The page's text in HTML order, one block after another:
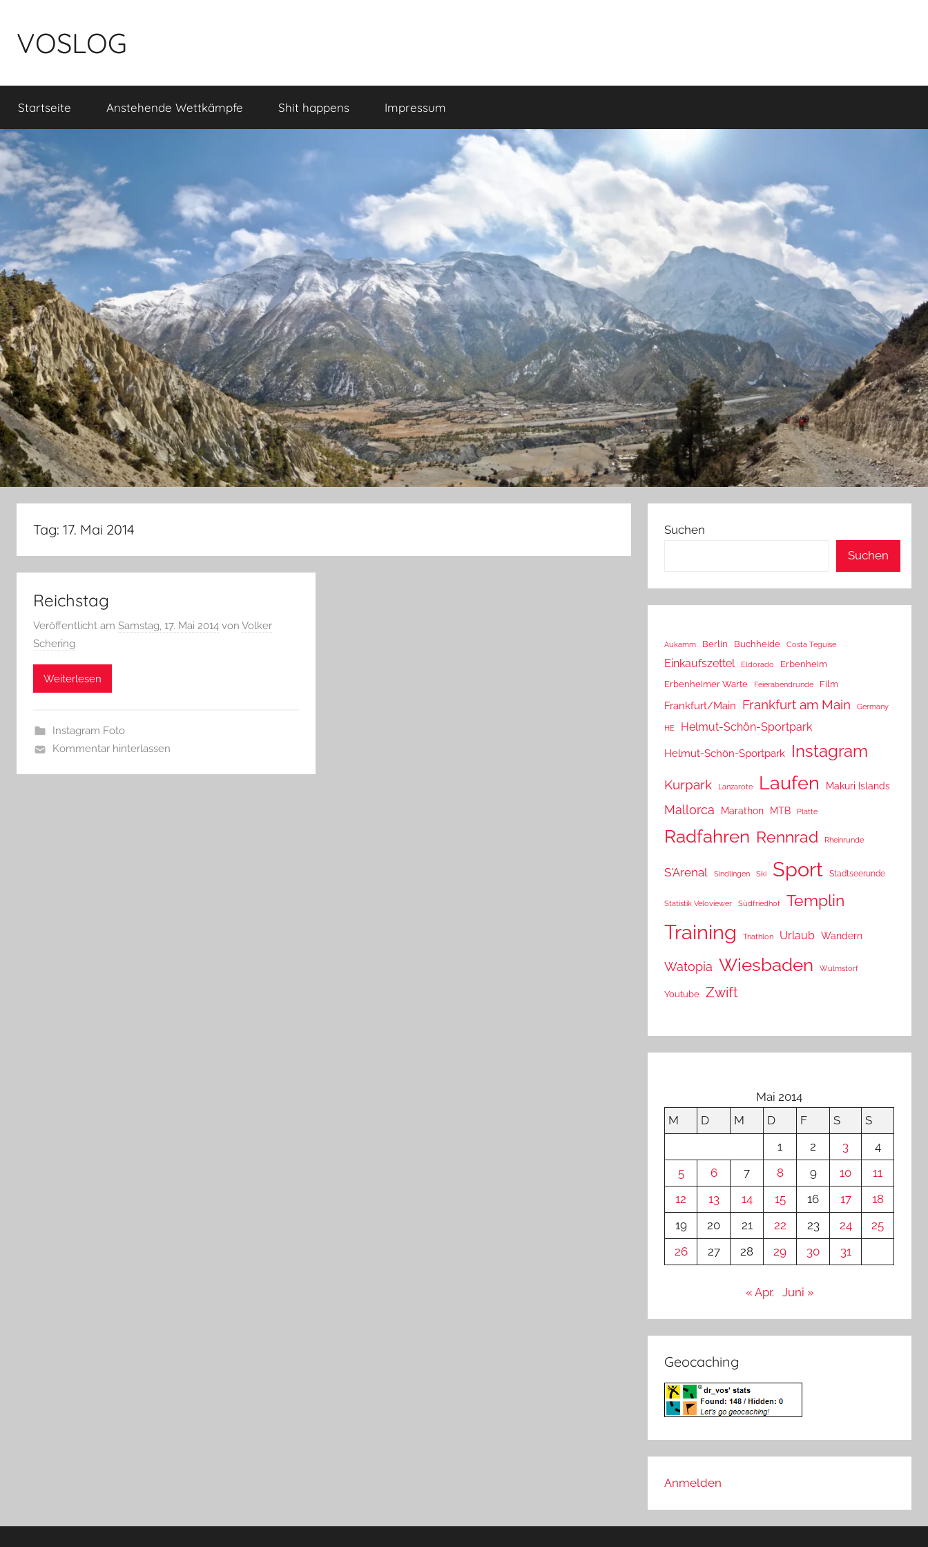
springen
VOSLOG
Startseite Anstehende Wettkämpfe Shit happens Impressum
Tag: 17. Mai 2014
Reichstag
Veröffentlicht am Samstag, 17. Mai 2014 von Volker
Schering
Weiterlesen
Instagram Foto
Kommentar hinterlassen
Suchen
Suchen
Aukamm Berlin Buchheide Costa Teguise
Einkaufszettel Eldorado
Erbenheim
Erbenheimer Warte
Feierabendrunde Film
Frankfurt/Main Frankfurt am Main Germany
HE Helmut-Schön-Sportpark
Helmut-Schön-Sportpark Instagram
Kurpark Lanzarote Laufen Makuri Islands
Mallorca Marathon MTB Platte
Radfahren Rennrad Rheinrunde
S'Arenal Sindlingen Ski Sport Stadtseerunde
Statistik Veloviewer Südfriedhof Templin
Training Triathlon Urlaub Wandern
Watopia Wiesbaden Wulmstorf
Youtube Zwift
Mai 2014
M
D M D F S
S
1
2 3
4
5
6 7 8 9 10
11
12
13 14 15 16 17
18
19
20 21 22 23 24
25
26
27 28 29 30 31
« Apr. Juni »
Geocaching
Anmelden